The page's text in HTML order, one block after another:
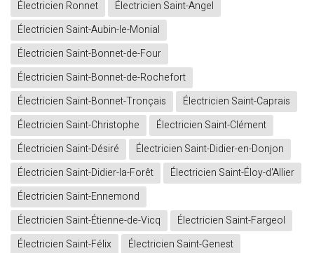
Électricien Ronnet
Électricien Saint-Angel
Électricien Saint-Aubin-le-Monial
Électricien Saint-Bonnet-de-Four
Électricien Saint-Bonnet-de-Rochefort
Électricien Saint-Bonnet-Tronçais
Électricien Saint-Caprais
Électricien Saint-Christophe
Électricien Saint-Clément
Électricien Saint-Désiré
Électricien Saint-Didier-en-Donjon
Électricien Saint-Didier-la-Forêt
Électricien Saint-Éloy-d'Allier
Électricien Saint-Ennemond
Électricien Saint-Étienne-de-Vicq
Électricien Saint-Fargeol
Électricien Saint-Félix
Électricien Saint-Genest